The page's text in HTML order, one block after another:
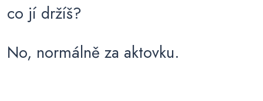
co jí držíš?
No, normálně za aktovku.